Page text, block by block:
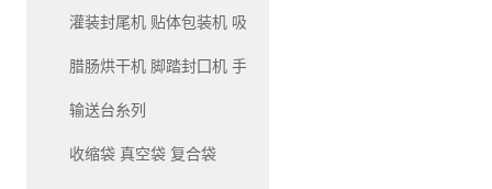
灌装封尾机 贴体包装机 吸塑包装机系列
腊肠烘干机 脚踏封囗机 手压封口机系列
输送台糸列
收缩袋 真空袋 复合袋